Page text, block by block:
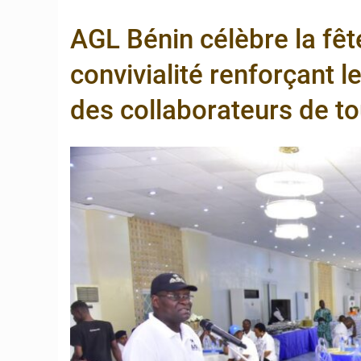
6 août 2026 Bénin et
6 août 2026 Bénin : Le
AGL Bénin célèbre la
convivialité renforçant
des collaborateurs de